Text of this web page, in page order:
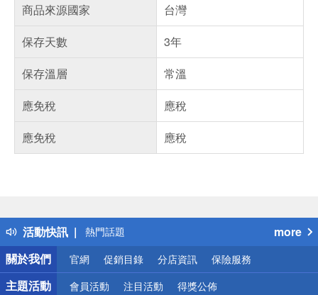
商品來源國家
台灣
保存天數
3年
保存溫層
常溫
應免稅
應稅
應免稅
應稅
活動快訊
得獎公告
熱門話題
銀行優惠
偏遠地區配送
詐騙網頁！請小心！
more
關於我們
官網 促銷目錄 分店資訊 保險服務
主題活動 會員活動 注目活動 得獎公佈